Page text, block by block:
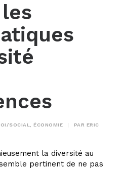
SOCIAL ÉCONOMIE | PAR ERIC
la diversité au
pertinent de ne pas